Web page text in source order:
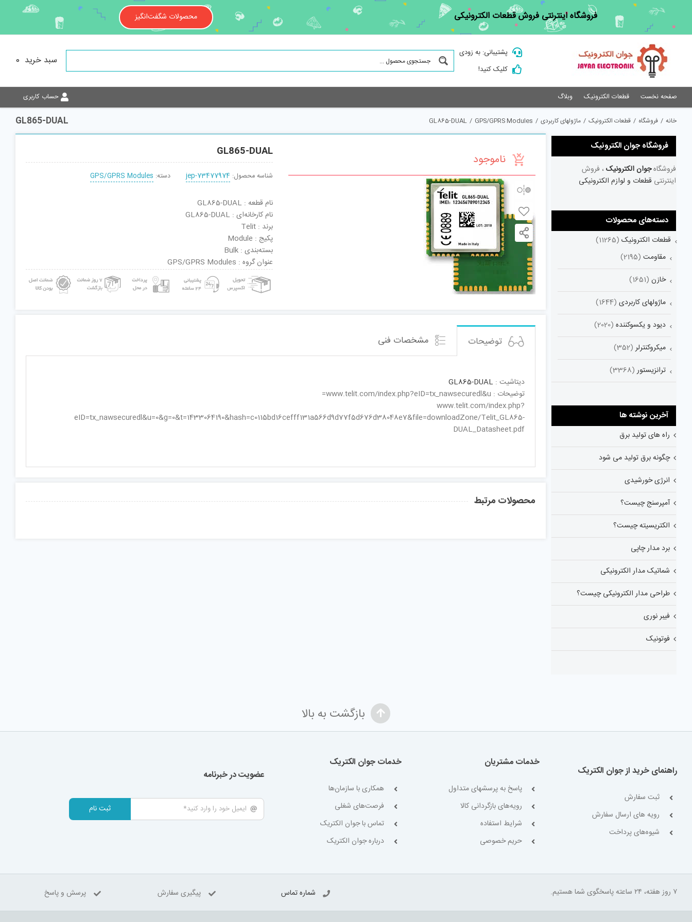
content
فروشگاه اینترنتی فروش قطعات الکترونیکی محصولات شگفت‌انگیز
پشتیبانی: به زودی
کلیک کنید!
سبد خرید 0
صفحه نخست قطعات الکترونیک وبلاگ حساب کاربری
GL865-DUAL خانه / فروشگاه / قطعات الکترونیک / ماژولهای کاربردی /
GPS/GPRS Modules
/
GL865-DUAL
ناموجود GL865-DUAL
شناسه محصول: jep-73477974 دسته: GPS/GPRS Modules
نام قطعه : GL865-DUAL
نام کارخانه‌ای : GL865-DUAL
برند : Telit
پکیج : Module
بسته‌بندی : Bulk
عنوان گروه : GPS/GPRS Modules
توضیحات مشخصات فنی
دیتاشیت : GL865-DUAL
توضیحات : www.telit.com/index.php?eID=tx_nawsecuredl&u=
www.telit.com/index.php?
eID=tx_nawsecuredl&u=0&g=0&t=1433064190&hash=c0115bd16cefff131a566d9d77f5d676d38048e7&file=downloadZone/Telit_GL865-
DUAL_Datasheet.pdf
محصولات مرتبط
فروشگاه جوان الکترونیک
فروشگاهجوان الکترونیک ، فروش
اینترنتی قطعات و لوازم الکترونیکی
دسته‌های محصولات
قطعات الکترونیک (11265)
مقاومت (2195)
خازن (1651)
ماژولهای کاربردی (1644)
دیود و یکسوکننده (2020)
میکروکنترلر (352)
ترانزیستور (3368)
آخرین نوشته ها
راه های تولید برق
چگونه برق تولید می شود
انرژی خورشیدی
آمپرسنج چیست؟
الکتریسیته چیست؟
برد مدار چاپی
شماتیک مدار الکترونیکی
طراحی مدار الکترونیکی چیست؟
فیبر نوری
فوتونیک
بازگشت به بالا
راهنمای خرید از جوان الکتریک
ثبت سفارش
رویه های ارسال سفارش
شیوه‌های پرداخت
خدمات مشتریان
پاسخ به پرسشهای متداول
رویه‌های بازگردانی کالا
شرایط استفاده
حریم خصوصی
خدمات جوان الکتریک
همکاری با سازمان‌ها
فرصت‌های شغلی
تماس با جوان الکتریک
درباره جوان الکتریک
عضویت در خبرنامه
ثبت نام
۷ روز هفته، ۲۴ ساعته پاسخگوی شما هستیم. شماره تماس پیگیری سفارش پرسش و پاسخ